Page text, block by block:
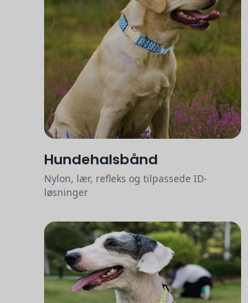
Hundehalsbånd
Nylon, lær, refleks og tilpassede ID-
løsninger